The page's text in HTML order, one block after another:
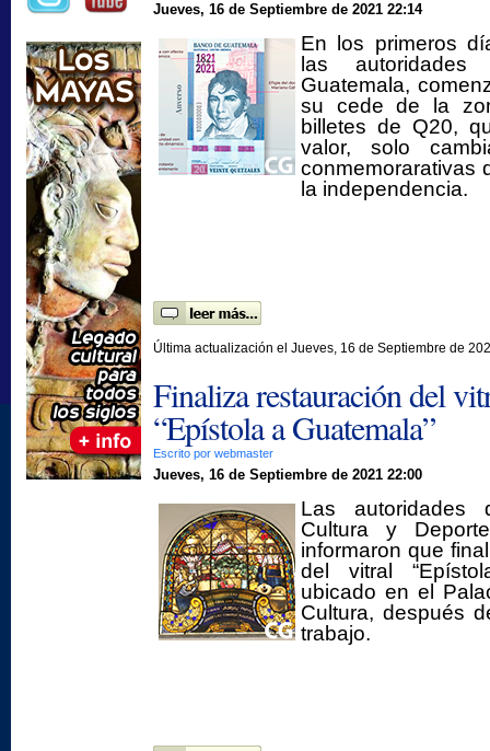
Jueves, 16 de Septiembre de 2021 22:14
En los primeros
las
Guatemala,
su cede de la
billetes de Q20,
valor, solo
conmemorarativas
la independencia.
Última actualización el Jueves, 16 de Septiembre de
Finaliza restauración del
“Epístola a Guatemala”
Escrito por webmaster
Jueves, 16 de Septiembre de 2021 22:00
Las autoridades
Cultura y
informaron que
del vitral
ubicado en el
Cultura, después
trabajo.